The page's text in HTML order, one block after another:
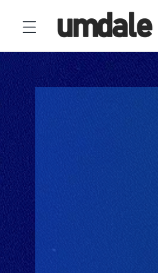
directamente
al contenido